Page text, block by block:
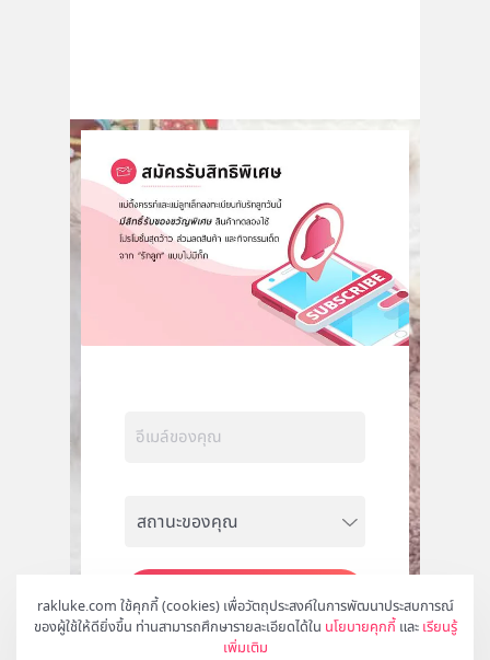
rakluke.com ใช้คุกกี้ (cookies) เพื่อวัตถุประสงค์ในการพัฒนาประสบการณ์
ของผู้ใช้ให้ดียิ่งขึ้น ท่านสามารถศึกษารายละเอียดได้ใน นโยบายคุกกี้ และ เรียนรู้
เพิ่มเติม
สมัคร